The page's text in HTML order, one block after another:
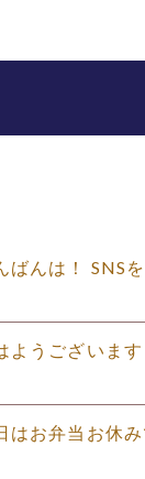
んは！ SNS
うございま
お弁当お休